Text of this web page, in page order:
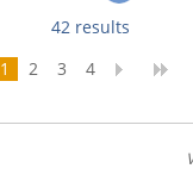
42 results
1
2 3 4